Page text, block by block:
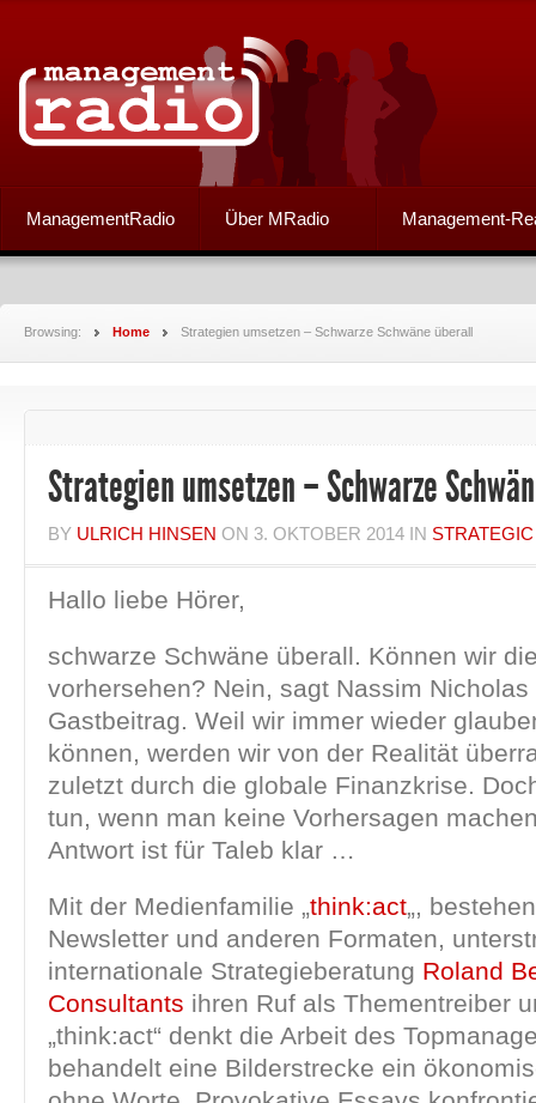
ManagementRadio Über MRadio Management-
Browsing: Home Strategien umsetzen – Schwarze Schwäne überall
Strategien umsetzen – Schwarze
BY ULRICH HINSEN ON 3. OKTOBER 2014 IN
Hallo liebe Hörer,
schwarze Schwäne überall. Können wir
vorhersehen? Nein, sagt Nassim
Gastbeitrag. Weil wir immer wieder
können, werden wir von der Realität
zuletzt durch die globale Finanzkrise.
tun, wenn man keine Vorhersagen
Antwort ist für Taleb klar …
Mit der Medienfamilie „think:act„,
Newsletter und anderen Formaten,
internationale Strategieberatung Roland
Consultants ihren Ruf als Thementreiber
„think:act“ denkt die Arbeit des
behandelt eine Bilderstrecke ein